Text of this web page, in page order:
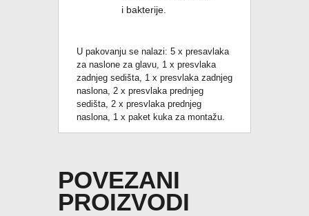
i bakterije.
U pakovanju se nalazi: 5 x presavlaka
za naslone za glavu, 1 x presvlaka
zadnjeg sedišta, 1 x presvlaka zadnjeg
naslona, 2 x presvlaka prednjeg
sedišta, 2 x presvlaka prednjeg
naslona, 1 x paket kuka za montažu.
POVEZANI
PROIZVODI